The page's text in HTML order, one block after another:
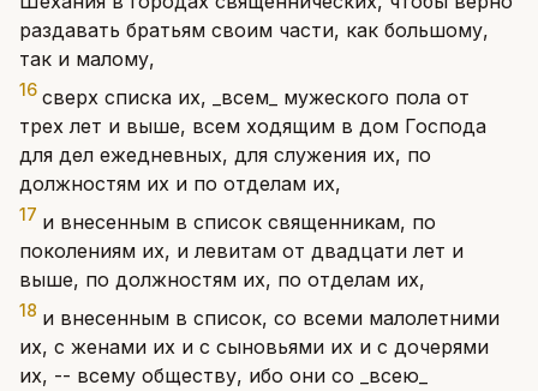
раздавать братьям своим части, как большому,
так и малому,
16 сверх списка их, _всем_ мужеского пола от
трех лет и выше, всем ходящим в дом Господа
для дел ежедневных, для служения их, по
должностям их и по отделам их,
17 и внесенным в список священникам, по
поколениям их, и левитам от двадцати лет и
выше, по должностям их, по отделам их,
18 и внесенным в список, со всеми малолетними
их, с женами их и с сыновьями их и с дочерями
их, -- всему обществу, ибо они со _всею_